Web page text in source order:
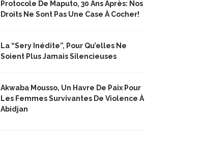
Protocole De Maputo, 30 Ans Après: Nos
Droits Ne Sont Pas Une Case À Cocher!
La “Sery Inédite”, Pour Qu’elles Ne
Soient Plus Jamais Silencieuses
Akwaba Mousso, Un Havre De Paix Pour
Les Femmes Survivantes De Violence À
Abidjan